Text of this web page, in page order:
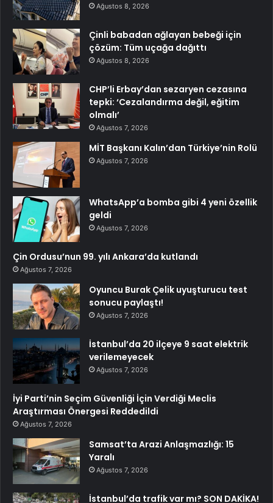
Ağustos 8, 2026
Çinli babadan ağlayan bebeği için
çözüm: Tüm uçağa dağıttı
Ağustos 8, 2026
CHP’li Erbay’dan sezaryen cezasına
tepki: ‘Cezalandırma değil, eğitim
olmalı’
Ağustos 7, 2026
MİT Başkanı Kalın’dan Türkiye’nin Rolü
Ağustos 7, 2026
WhatsApp’a bomba gibi 4 yeni özellik
geldi
Ağustos 7, 2026
Çin Ordusu’nun 99. yılı Ankara’da kutlandı
Ağustos 7, 2026
Oyuncu Burak Çelik uyuşturucu test
sonucu paylaştı!
Ağustos 7, 2026
İstanbul’da 20 ilçeye 9 saat elektrik
verilemeyecek
Ağustos 7, 2026
İyi Parti’nin Seçim Güvenliği İçin Verdiği Meclis
Araştırması Önergesi Reddedildi
Ağustos 7, 2026
Samsat’ta Arazi Anlaşmazlığı: 15
Yaralı
Ağustos 7, 2026
İstanbul’da trafik var mı? SON DAKİKA!